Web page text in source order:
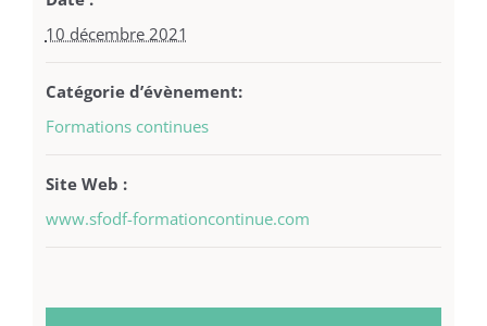
10 décembre 2021
Catégorie d’évènement:
Formations continues
Site Web :
www.sfodf-formationcontinue.com